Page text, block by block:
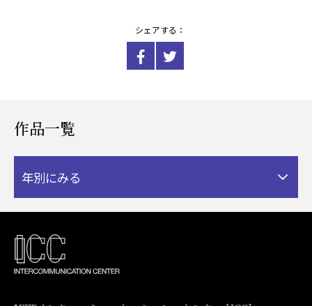
シェアする：
作品一覧
年別にみる